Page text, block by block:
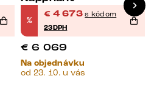
%
€ 4 673 s kódom
23DPH
€ 6 069
Na objednávku
od 23. 10. u vás